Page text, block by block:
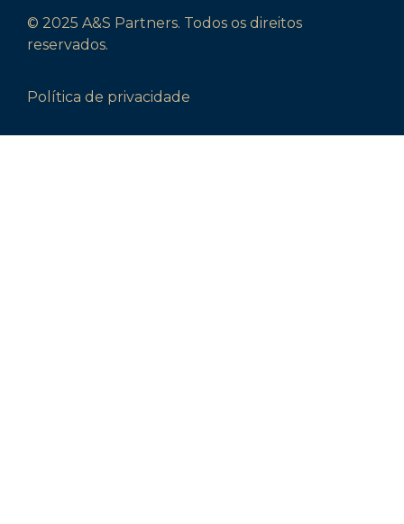
© 2025 A&S Partners. Todos os direitos
reservados.
Política de privacidade